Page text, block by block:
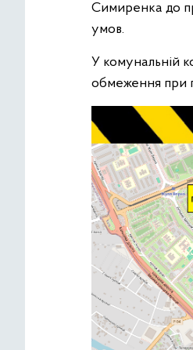
Симиренка до
умов.
У комунальній
обмеження при